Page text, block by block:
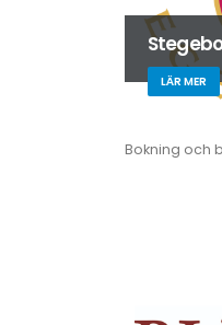
LÄR MER
Bokning och